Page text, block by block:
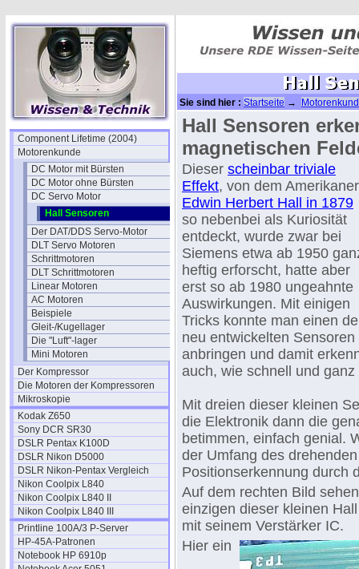
Component Lifetime (2004)
Motorenkunde
DC Motor mit Bürsten
DC Motor ohne Bürsten
DC Servo Motor
Hall Sensoren
Der DAT/DDS Servo-Motor
DLT Servo Motoren
Schrittmotoren
DLT Schrittmotoren
Linear Motoren
AC Motoren
Beispiele
Gleit-/Kugellager
Die "Luft"-lager
Mini Motoren
Der Kompressor
Die Motoren der Kompressoren
Mikroskopie
Kodak Z650
Sony DCR SR30
DSLR Pentax K100D
DSLR Nikon D5000
DSLR Nikon-Pentax Vergleich
Nikon Coolpix L840
Nikon Coolpix L840 II
Nikon Coolpix L840 III
Printline 100A/3 P-Server
HP-45A-Patronen
Notebook HP 6910p
Sie sind hier : Startseite →
Hall Sensoren
magnetischen
Dieser scheinbar triviale
Effekt, von dem Amerikaner
Edwin Herbert Hall in 1879
so nebenbei als Kuriosität
entdeckt, wurde zwar bei
Siemens etwa ab 1950
heftig erforscht, hatte aber
erst so ab 1980 ungeahnte
Auswirkungen. Mit einigen
Tricks konnte man einen
neu entwickelten
anbringen und damit
auch, wie schnell und
Mit dreien dieser kleinen
die Elektronik dann die
betimmen, einfach genial.
der Umfang des
Positionserkennung durch
Auf dem rechten Bild
einzigen dieser kleinen
mit seinem Verstärker IC.
Hier ein